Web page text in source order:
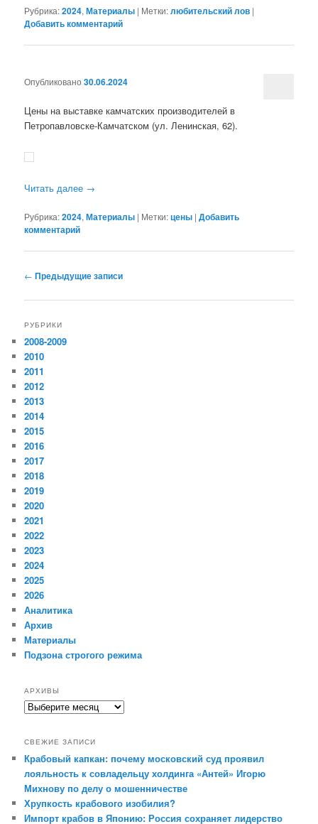
Рубрика:2024,Материалы | Метки:любительский лов |
Добавить комментарий
Опубликовано30.06.2024
Цены на выставке камчатских производителей в
Петропавловске-Камчатском (ул. Ленинская, 62).
Читать далее →
Рубрика:2024,Материалы | Метки:цены |Добавить
комментарий
Навигация по записям
← Предыдущие записи
РУБРИКИ
2008-2009
2010
2011
2012
2013
2014
2015
2016
2017
2018
2019
2020
2021
2022
2023
2024
2025
2026
Аналитика
Архив
Материалы
Подзона строгого режима
АРХИВЫ
СВЕЖИЕ ЗАПИСИ
Крабовый капкан: почему московский суд проявил
лояльность к совладельцу холдинга «Антей» Игорю
Михнову по делу о мошенничестве
Хрупкость крабового изобилия?
Импорт крабов в Японию: Россия сохраняет лидерство